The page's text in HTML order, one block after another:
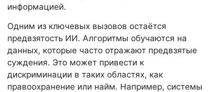
информацией.
Одним из ключевых вызовов остаётся
предвзятость ИИ. Алгоритмы обучаются на
данных, которые часто отражают предвзятые
суждения. Это может привести к
дискриминации в таких областях, как
правоохранение или найм. Например, системы